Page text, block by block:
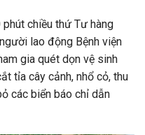
chiều thứ Tư hàng
lao động Bệnh viện
gia quét dọn vệ sinh
tỉa cây cảnh, nhổ cỏ, thu
các biển báo chỉ dẫn